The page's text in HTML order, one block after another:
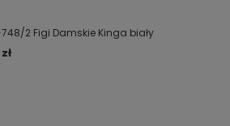
748/2 Figi Damskie Kinga biały